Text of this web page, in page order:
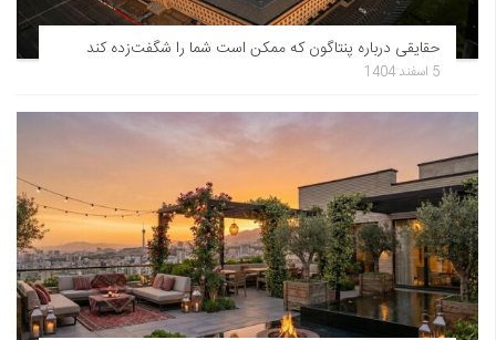
حقایقی درباره پنتاگون که ممکن است شما را شگفت‌زده کند
5 اسفند 1404